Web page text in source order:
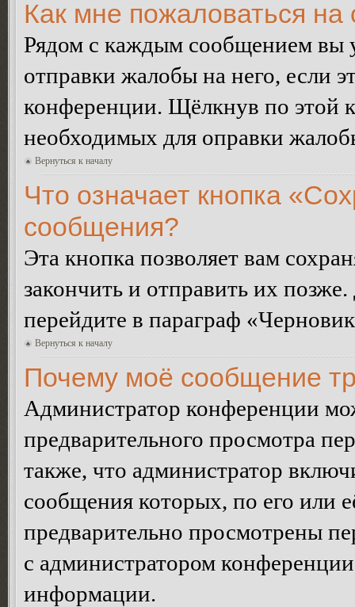
Как мне пожаловаться
Рядом с каждым сообщением вы
отправки жалобы на него, если
конференции. Щёлкнув по этой
необходимых для оправки
Вернуться к началу
Что означает кнопка
сообщения?
Эта кнопка позволяет вам
закончить и отправить их
перейдите в параграф
Вернуться к началу
Почему моё сообщение
Администратор конференции
предварительного просмотра
также, что администратор
сообщения которых, по его или
предварительно просмотрены
с администратором
информации.